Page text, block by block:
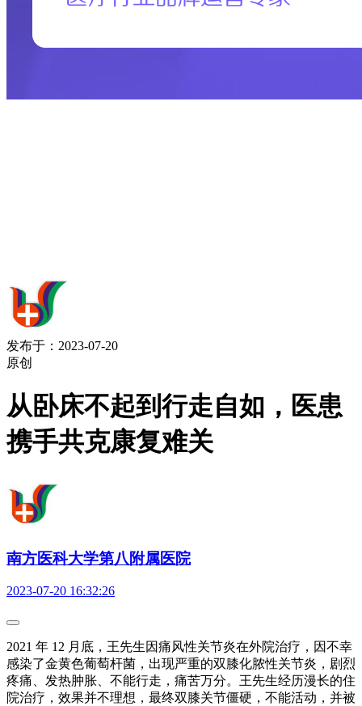
发布于：2023-07-20
原创
从卧床不起到行走自如，医患
携手共克康复难关
南方医科大学第八附属医院
2023-07-20 16:32:26
2021 年 12 月底，王先生因痛风性关节炎在外院治疗，因不幸
感染了金黄色葡萄杆菌，出现严重的双膝化脓性关节炎，剧烈
疼痛、发热肿胀、不能行走，痛苦万分。王先生经历漫长的住
院治疗，效果并不理想，最终双膝关节僵硬，不能活动，并被